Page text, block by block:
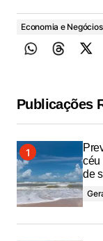
Economia e Negócios
Publicações
céu
de